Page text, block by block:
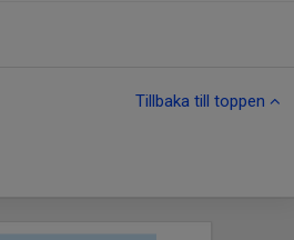
Tillbaka till toppen